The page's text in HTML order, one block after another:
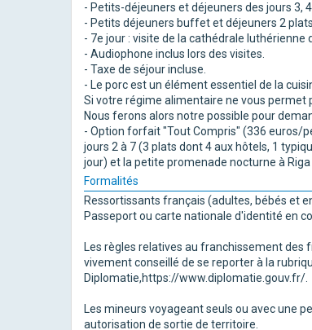
- Petits-déjeuners et déjeuners des jours 3,
- Petits déjeuners buffet et déjeuners 2
- 7e jour : visite de la cathédrale
- Audiophone inclus lors des visites.
- Taxe de séjour incluse.
- Le porc est un élément essentiel de la
Si votre régime alimentaire ne vous permet
Nous ferons alors notre possible pour
- Option forfait "Tout Compris" (336 euros/
jours 2 à 7 (3 plats dont 4 aux hôtels, 1
jour) et la petite promenade nocturne à
Formalités
Ressortissants français (adultes, bébés et
Passeport ou carte nationale d'identité en
Les règles relatives au franchissement des
vivement conseillé de se reporter à la
Diplomatie,https://www.diplomatie.gouv.fr/.
Les mineurs voyageant seuls ou avec une
autorisation de sortie de territoire.